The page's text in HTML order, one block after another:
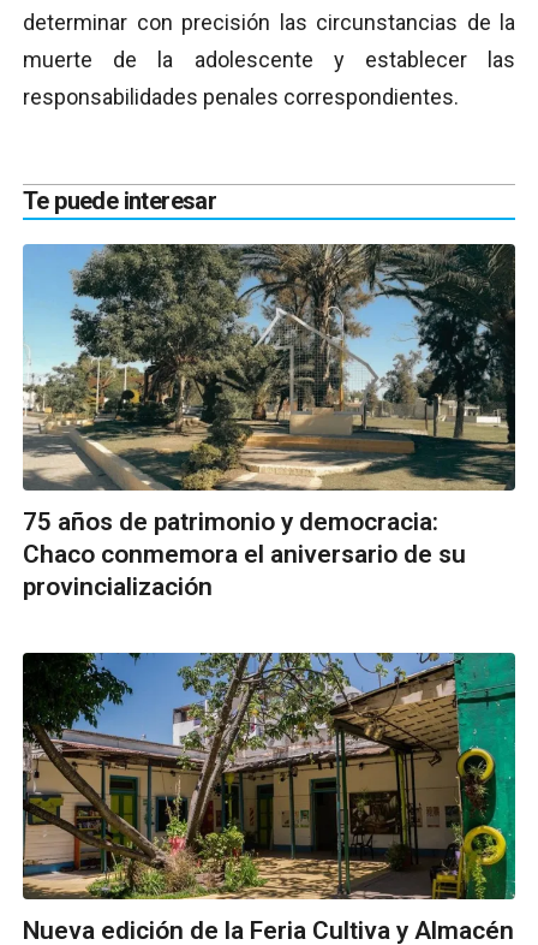
determinar con precisión las circunstancias de la
muerte de la adolescente y establecer las
responsabilidades penales correspondientes.
Te puede interesar
75 años de patrimonio y democracia:
Chaco conmemora el aniversario de su
provincialización
Nueva edición de la Feria Cultiva y Almacén